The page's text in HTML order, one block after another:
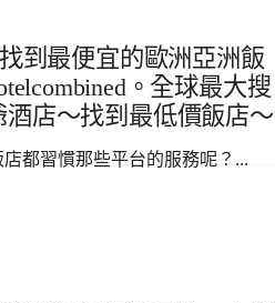
到最便宜的歐洲亞洲飯
。全球最大搜
酒店～找到最低價飯店～
都習慣那些平台的服務呢？...